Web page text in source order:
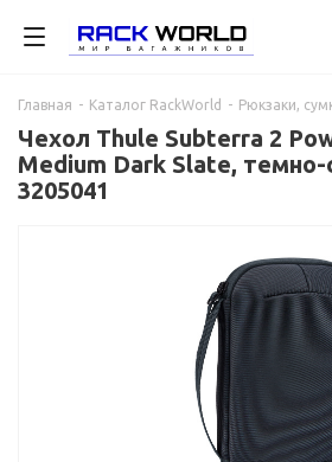
Главная - Каталог RackWorld - Рюкзаки,
Чехол Thule Subterra 2
Medium Dark Slate,
3205041